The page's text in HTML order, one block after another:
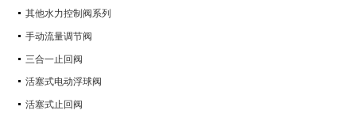
其他水力控制阀系列
手动流量调节阀
三合一止回阀
活塞式电动浮球阀
活塞式止回阀